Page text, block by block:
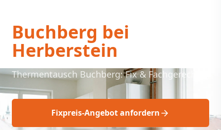
Buchberg bei
Herberstein
Thermentausch Buchberg: Fix & Fachgerecht
Fixpreis-Angebot anfordern